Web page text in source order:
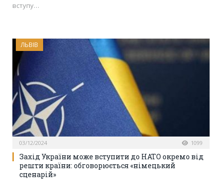
вступу…
ЛЬВІВ
03/12/2024 1099
Захід України може вступити до НАТО окремо від
решти країни: обговорюється «німецький
сценарій»